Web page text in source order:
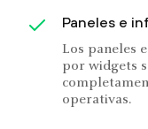
Paneles e
Los paneles
por widgets
operativas.